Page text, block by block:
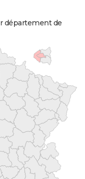
département de